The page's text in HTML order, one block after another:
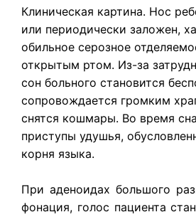
​Клиническая картина. Нос
или периодически заложен,
обильное серозное
открытым ртом. Из-за
сон больного становится
сопровождается громким
снятся кошмары. Во время
приступы удушья,
корня языка.
При аденоидах большого
фонация, голос пациента